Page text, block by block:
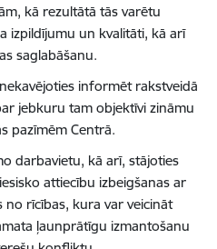
kā rezultātā tās varētu
izpildījumu un kvalitāti, kā arī
saglabāšanu.
informēt rakstveidā
jebkuru tam objektīvi zināmu
pazīmēm Centrā.
darbavietu, kā arī, stājoties
attiecību izbeigšanas ar
rīcības, kura var veicināt
ļaunprātīgu izmantošanu